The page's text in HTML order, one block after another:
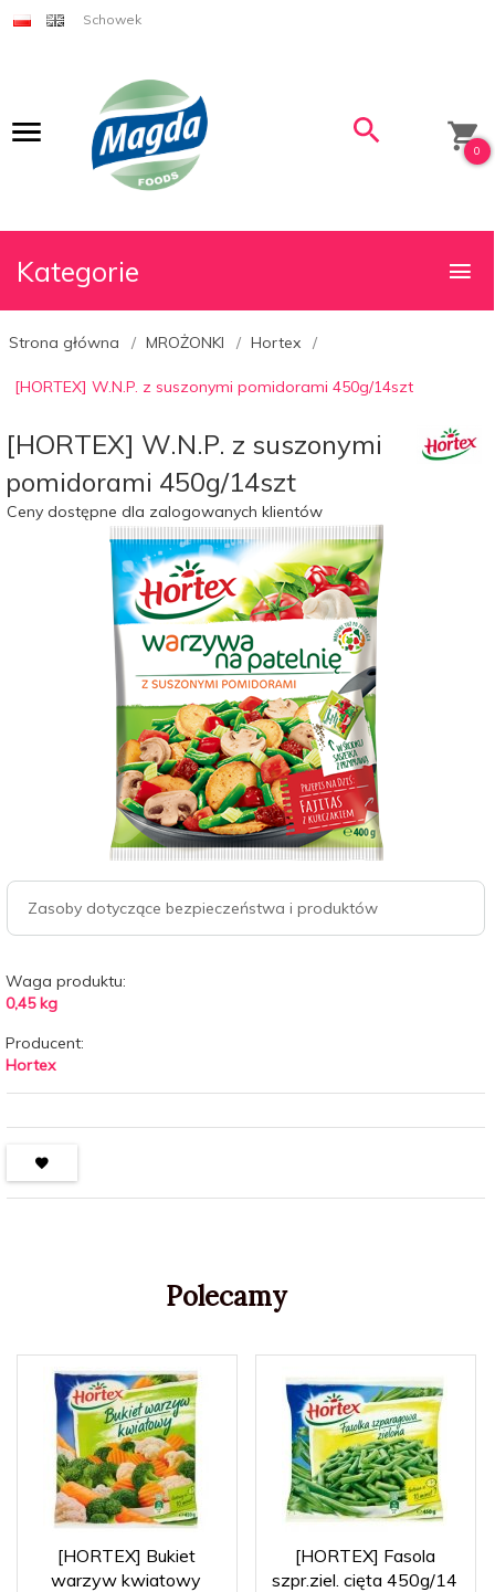
Schowek
0
Kategorie
Strona główna MROŻONKI Hortex
[HORTEX] W.N.P. z suszonymi pomidorami 450g/14szt
[HORTEX] W.N.P. z suszonymi
pomidorami 450g/14szt
Ceny dostępne dla zalogowanych klientów
Zasoby dotyczące bezpieczeństwa i produktów
Waga produktu:
0,45 kg
Producent:
Hortex
Polecamy
[HORTEX] Bukiet
warzyw kwiatowy
[HORTEX] Fasola
szpr.ziel. cięta 450g/14